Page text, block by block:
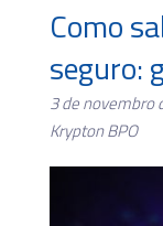
Como
seguro:
3 de novembro
Krypton BPO